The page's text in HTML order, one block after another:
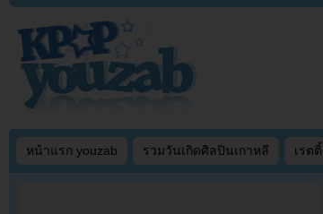
หน้าแรก youzab รวมวันเกิดศิลปินเกาหลี เรต